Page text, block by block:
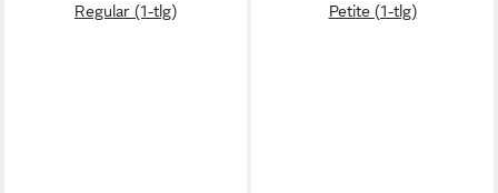
Regular (1-tlg)
Petite (1-tlg)